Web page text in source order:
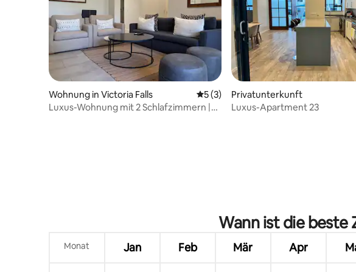
Wohnung in Victoria Falls Durchschnittliche Bewertung: 5 von 5,
5 (3)
Luxus-Wohnung mit 2 Schlafzimmern |
Privatunterkunft
Luxus-Apartment 23
Wann ist die beste
Monat Jan Feb Mär Apr